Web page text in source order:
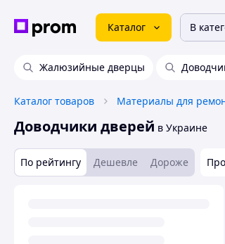
Каталог В
Жалюзийные дверцы
Каталог товаров Материалы для
Доводчики дверей в Украине
По рейтингу Дешевле Дороже